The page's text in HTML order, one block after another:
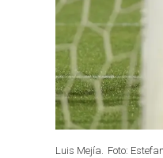
Luis Mejía. Foto: